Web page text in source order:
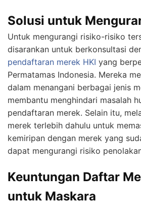
Solusi untuk
Untuk mengurangi risiko-risiko
disarankan untuk berkonsultasi
pendaftaran merek HKI yang
Permatamas Indonesia. Mereka
dalam menangani berbagai jenis
membantu menghindari masalah
pendaftaran merek. Selain itu,
merek terlebih dahulu untuk
kemiripan dengan merek yang
dapat mengurangi risiko
Keuntungan Daftar
untuk Maskara